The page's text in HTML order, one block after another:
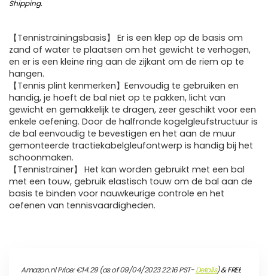
Shipping.
【Tennistrainingsbasis】 Er is een klep op de basis om
zand of water te plaatsen om het gewicht te verhogen,
en er is een kleine ring aan de zijkant om de riem op te
hangen.
【Tennis plint kenmerken】Eenvoudig te gebruiken en
handig, je hoeft de bal niet op te pakken, licht van
gewicht en gemakkelijk te dragen, zeer geschikt voor een
enkele oefening. Door de halfronde kogelgleufstructuur is
de bal eenvoudig te bevestigen en het aan de muur
gemonteerde tractiekabelgleufontwerp is handig bij het
schoonmaken.
【Tennistrainer】 Het kan worden gebruikt met een bal
met een touw, gebruik elastisch touw om de bal aan de
basis te binden voor nauwkeurige controle en het
oefenen van tennisvaardigheden.
Amazon.nl Price:€14.29(as of 09/04/2023 22:16 PST-Details)&FREE